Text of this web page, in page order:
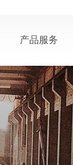
产品服务
产品中心
个性定制
会员中心
服务中心